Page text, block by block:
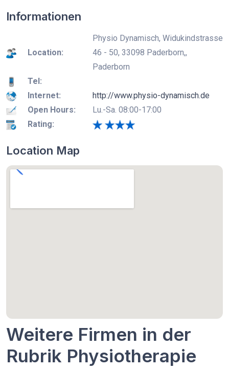
Informationen
Location:
Physio Dynamisch, Widukindstrasse
46 - 50, 33098 Paderborn,,
Paderborn
Tel:
Internet:
http://www.physio-dynamisch.de
Open Hours:
Lu.-Sa. 08:00-17:00
Rating:
Location Map
Weitere Firmen in der
Rubrik Physiotherapie